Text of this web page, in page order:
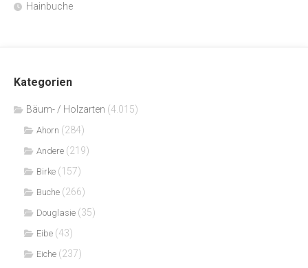
Hainbuche
Kategorien
Bäum- / Holzarten (4.015)
Ahorn (284)
Andere (219)
Birke (157)
Buche (266)
Douglasie (35)
Eibe (43)
Eiche (237)